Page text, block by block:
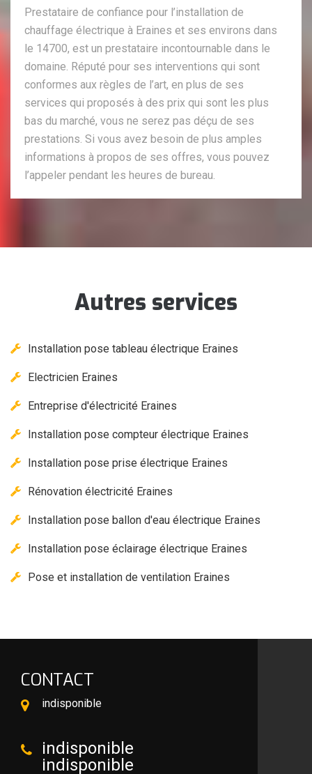
Prestataire de confiance pour l’installation de
chauffage électrique à Eraines et ses environs dans
le 14700, est un prestataire incontournable dans le
domaine. Réputé pour ses interventions qui sont
conformes aux règles de l’art, en plus de ses
services qui proposés à des prix qui sont les plus
bas du marché, vous ne serez pas déçu de ses
prestations. Si vous avez besoin de plus amples
informations à propos de ses offres, vous pouvez
l’appeler pendant les heures de bureau.
Autres services
Installation pose tableau électrique Eraines
Electricien Eraines
Entreprise d'électricité Eraines
Installation pose compteur électrique Eraines
Installation pose prise électrique Eraines
Rénovation électricité Eraines
Installation pose ballon d'eau électrique Eraines
Installation pose éclairage électrique Eraines
Pose et installation de ventilation Eraines
CONTACT
indisponible
indisponible
indisponible